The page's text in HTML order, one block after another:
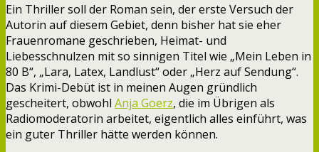
Ein Thriller soll der Roman sein, der erste Versuch der
Autorin auf diesem Gebiet, denn bisher hat sie eher
Frauenromane geschrieben, Heimat- und
Liebesschnulzen mit so sinnigen Titel wie „Mein Leben in
80 B“, „Lara, Latex, Landlust“ oder „Herz auf Sendung“.
Das Krimi-Debüt ist in meinen Augen gründlich
gescheitert, obwohl Anja Goerz, die im Übrigen als
Radiomoderatorin arbeitet, eigentlich alles einführt, was
ein guter Thriller hätte werden können.